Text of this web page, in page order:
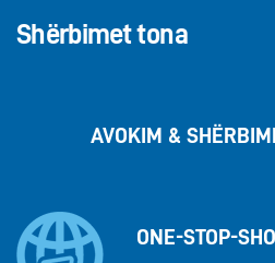
Shërbimet tona
AVOKIM &
ONE-STOP-